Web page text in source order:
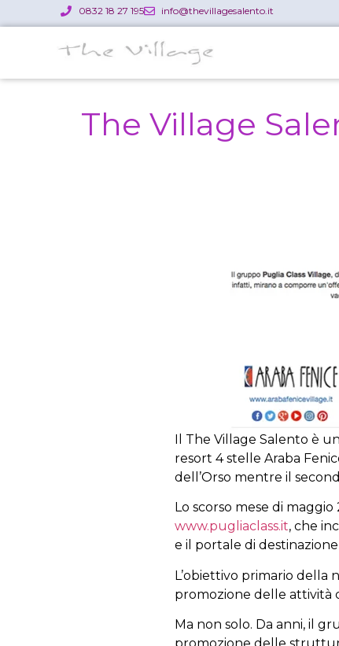
0832 18 27 195 info@thevillagesalento.it
The Village
Il The Village Salento è
resort 4 stelle Araba
dell’Orso mentre il
Lo scorso mese di
www.pugliaclass.it, che
e il portale di
L’obiettivo primario della
promozione delle attività
Ma non solo. Da anni, il